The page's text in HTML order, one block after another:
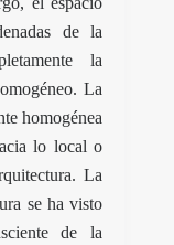
de la
la
La
homogénea
lo local o
La
se ha visto
de la